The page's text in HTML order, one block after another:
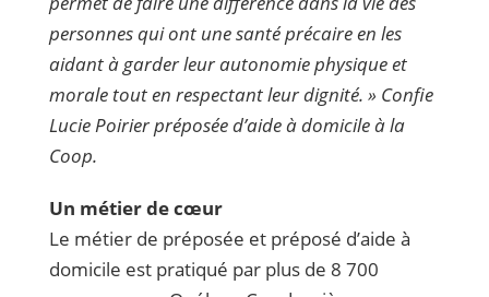
personnes qui ont une santé précaire en les
aidant à garder leur autonomie physique et
morale tout en respectant leur dignité. » Confie
Lucie Poirier préposée d’aide à domicile à la
Coop.
Un métier de cœur
Le métier de préposée et préposé d’aide à
domicile est pratiqué par plus de 8 700